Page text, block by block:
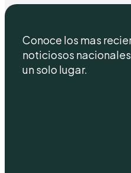
Conoce los mas
noticiosos
un solo lugar.